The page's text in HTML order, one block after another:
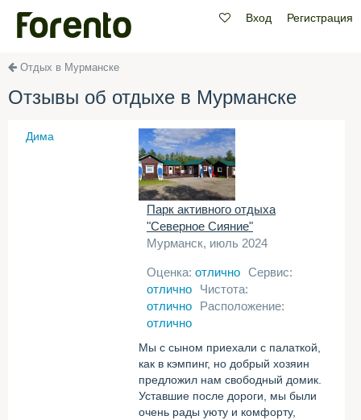
Вход Регистрация
Отдых в Мурманске
Отзывы об отдыхе в Мурманске
Дима
Парк активного отдыха
"Северное Сияние"
Мурманск, июль 2024
Оценка: отлично Сервис:
отлично
Чистота:
отлично
Расположение:
отлично
Мы с сыном приехали с палаткой,
как в кэмпинг, но добрый хозяин
предложил нам свободный домик.
Уставшие после дороги, мы были
очень рады уюту и комфорту,